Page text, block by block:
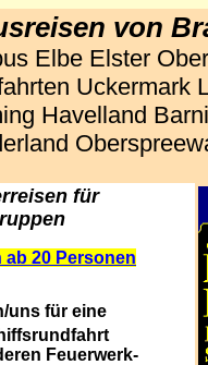
von
Elbe Elster
Uckermark
Havelland
für
ab 20 Personen
uns für eine
Feuerwerk-